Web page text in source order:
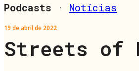
Podcasts · Notícias
19 de abril de 2022
Streets of